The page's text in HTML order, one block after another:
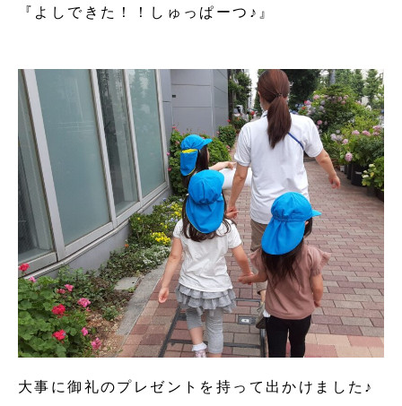
『よしできた！！しゅっぱーつ♪』
大事に御礼のプレゼントを持って出かけました♪